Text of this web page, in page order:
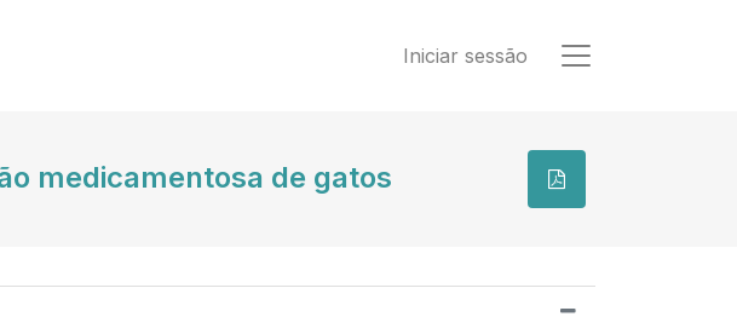
Iniciar sessão
medicamentosa de gatos